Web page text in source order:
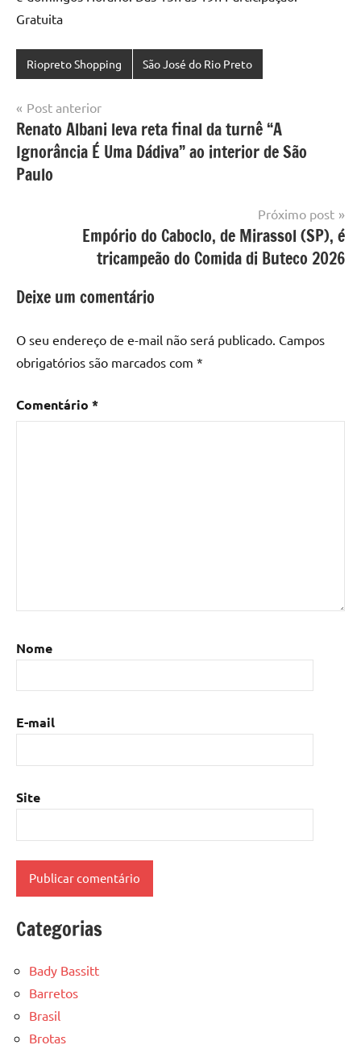
Gratuita
Riopreto Shopping São José do Rio Preto
Navegação
de
Post
Post anterior
Renato Albani leva reta final da turnê “A
Ignorância É Uma Dádiva” ao interior de São
Paulo
Próximo post
Empório do Caboclo, de Mirassol (SP), é
tricampeão do Comida di Buteco 2026
Deixe um comentário
O seu endereço de e-mail não será publicado. Campos
obrigatórios são marcados com *
Comentário *
Nome
E-mail
Site
Categorias
Bady Bassitt
Barretos
Brasil
Brotas